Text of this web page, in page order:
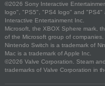
©2026 Sony Interactive
logo", "PS5", "PS4 logo" and "PS4"
Interactive Entertainment Inc.
Microsoft, the XBOX Sphere mark,
of the Microsoft group of companies.
Nintendo Switch is a trademark of
Mac is a trademark of Apple Inc.
©2026 Valve Corporation. Steam
trademarks of Valve Corporation in